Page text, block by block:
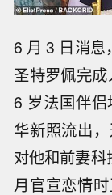
6 月 3 日消息
圣特罗佩完
6 岁法国伴
华新照流出
对他和前妻
月官宣恋情